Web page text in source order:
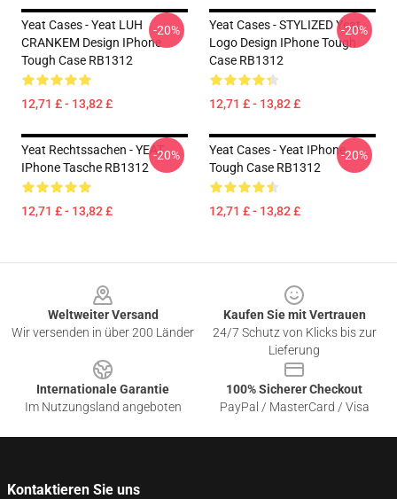
Yeat Cases - Yeat LUH
CRANKEM Design IPhone
Tough Case RB1312
12,71 £ - 13,82 £
-20%
Yeat Cases - STYLIZED Yeat
Logo Design IPhone Tough
Case RB1312
12,71 £ - 13,82 £
-20%
Yeat Rechtssachen - YEAT
IPhone Tasche RB1312
12,71 £ - 13,82 £
-20%
Yeat Cases - Yeat IPhone
Tough Case RB1312
12,71 £ - 13,82 £
-20%
Weltweiter Versand
Wir versenden in über 200 Länder
Kaufen Sie mit Vertrauen
24/7 Schutz von Klicks bis zur
Lieferung
Internationale Garantie
Im Nutzungsland angeboten
100% Sicherer Checkout
PayPal / MasterCard / Visa
Kontaktieren Sie uns